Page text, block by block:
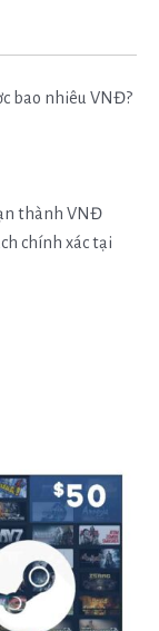
bao nhiêu VNĐ?
thành VNĐ
chính xác tại